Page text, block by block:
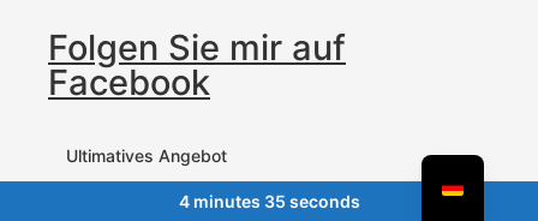
Folgen Sie mir auf
Facebook
Ultimatives Angebot
4 minutes 35 seconds